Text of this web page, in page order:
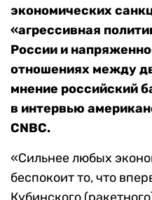
экономических
«агрессивная
России и
отношениях между
мнение российский
в интервью
CNBC.
«Сильнее любых
беспокоит то, что